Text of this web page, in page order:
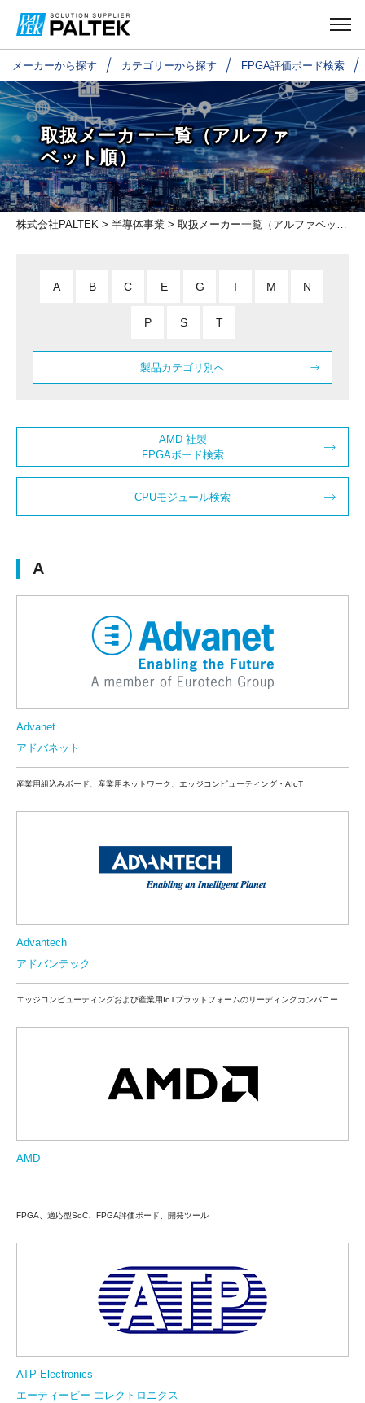
メーカーから探す カテゴリーから探す FPGA評価ボード検索
株式会社PALTEK > 半導体事業 > 取扱メーカー一覧（アルファベット順）
取扱メーカー一覧（アルファ
ベット順）
A B C E G I M N
P S T
製品カテゴリ別へ
AMD 社製
FPGAボード検索
CPUモジュール検索
A
Advanet
アドバネット
産業用組込みボード、産業用ネットワーク、エッジコンピューティング・AIoT
Advantech
アドバンテック
エッジコンピューティングおよび産業用IoTプラットフォームのリーディングカンパニー
AMD
FPGA、適応型SoC、FPGA評価ボード、 開発ツール
ATP Electronics
エーティーピー エレクトロニクス